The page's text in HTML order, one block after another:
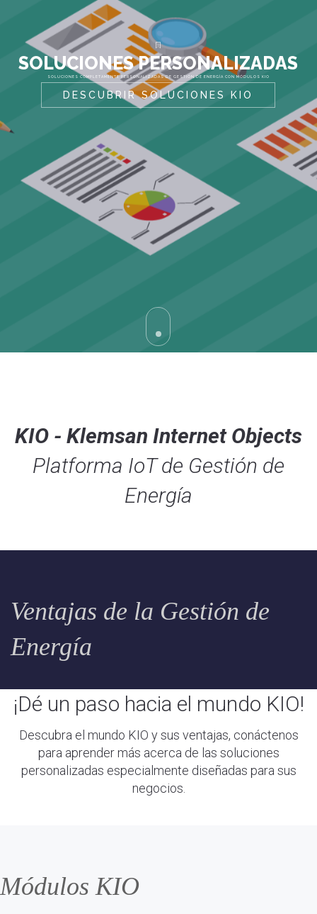
SOLUCIONES PERSONALIZADAS
SOLUCIONES COMPLETAMENTE PERSONALIZADAS DE GESTIÓN DE ENERGÍA CON MÓDULOS KIO
DESCUBRIR SOLUCIONES KIO
KIO - Klemsan Internet Objects
Platforma IoT de Gestión de
Energía
Ventajas de la Gestión de
Energía
¡Dé un paso hacia el mundo KIO!
Descubra el mundo KIO y sus ventajas, conáctenos
para aprender más acerca de las soluciones
personalizadas especialmente diseñadas para sus
negocios.
Módulos KIO